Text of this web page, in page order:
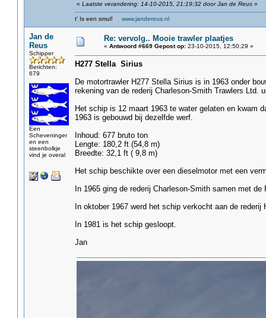
« Laatste verandering: 14-10-2015, 21:19:32 door Jan de Reus»
t' Is een smul! www.jandereus.nl
Jan de
Reus
Schipper
Berichten:
679
Een
Scheveninger
en een
steenbolkje
vind je overal
Re: vervolg.. Mooie trawler plaatjes
« Antwoord #669 Gepost op:23-10-2015, 12:50:29 »
H277 Stella Sirius
De motortrawler H277 Stella Sirius is in 1963 onder
rekening van de rederij Charleson-Smith Trawlers Ltd.
Het schip is 12 maart 1963 te water gelaten en kwam
1963 is gebouwd bij dezelfde werf.
Inhoud: 677 bruto ton
Lengte: 180,2 ft (54,8 m)
Breedte: 32,1 ft ( 9,8 m)
Het schip beschikte over een dieselmotor met een
In 1965 ging de rederij Charleson-Smith samen met
In oktober 1967 werd het schip verkocht aan de
In 1981 is het schip gesloopt.
Jan